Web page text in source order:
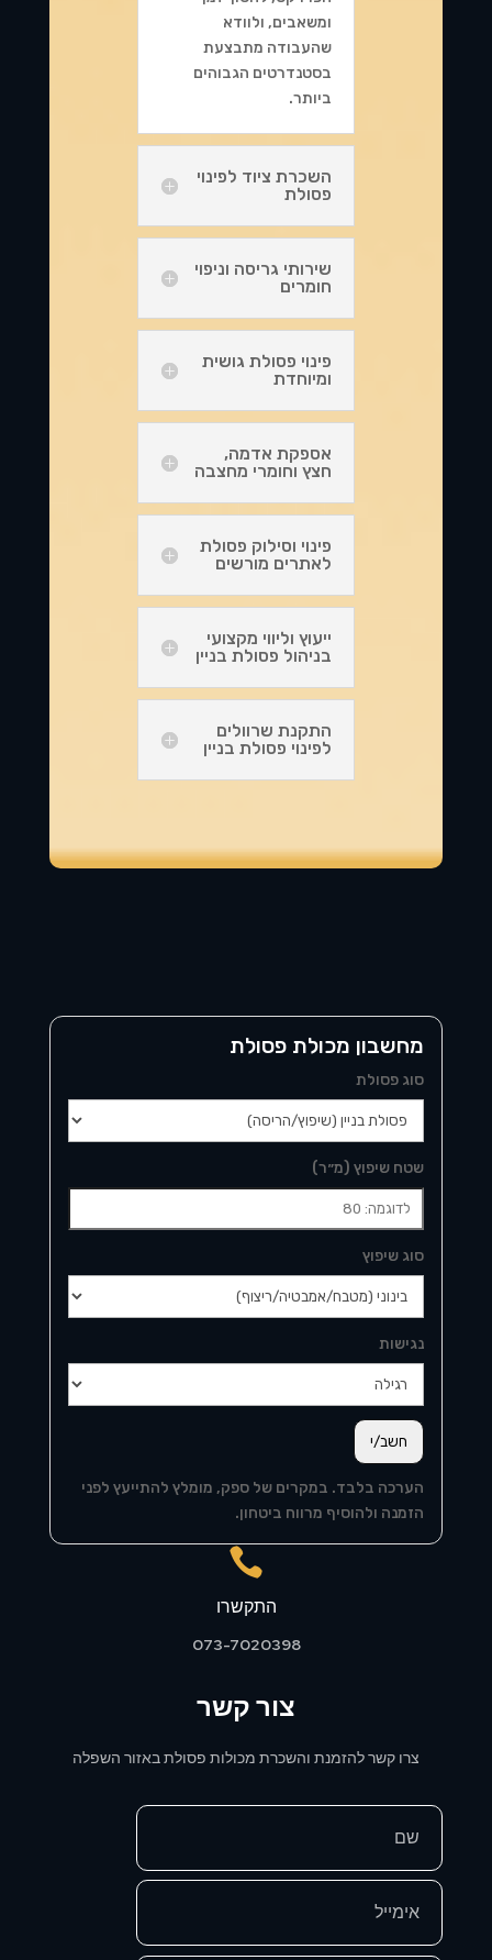
ומשאבים, ולוודא
שהעבודה מתבצעת
בסטנדרטים הגבוהים
ביותר.
השכרת ציוד לפינוי
פסולת
שירותי גריסה וניפוי
חומרים
פינוי פסולת גושית
ומיוחדת
אספקת אדמה,
חצץ וחומרי מחצבה
פינוי וסילוק פסולת
לאתרים מורשים
ייעוץ וליווי מקצועי
בניהול פסולת בניין
התקנת שרוולים
לפינוי פסולת בניין
מחשבון מכולת פסולת
סוג פסולת
שטח שיפוץ (מ״ר)
סוג שיפוץ
נגישות
חשב/י
הערכה בלבד. במקרים של ספק, מומלץ להתייעץ לפני
הזמנה ולהוסיף מרווח ביטחון.

התקשרו
073-7020398
צור קשר
צרו קשר להזמנת והשכרת מכולות פסולת באזור השפלה